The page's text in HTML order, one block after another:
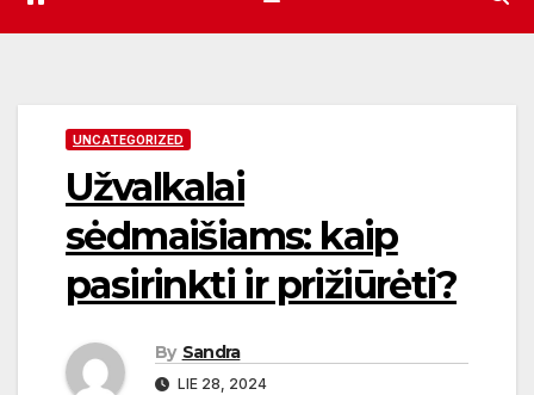
UNCATEGORIZED
Užvalkalai
sėdmaišiams: kaip
pasirinkti ir prižiūrėti?
By Sandra
LIE 28, 2024